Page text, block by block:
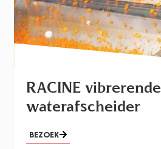
RACINE vibrerende
waterafscheider
BEZOEK